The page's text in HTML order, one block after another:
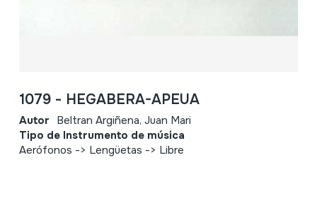
1079 - HEGABERA-APEUA
Autor Beltran Argiñena, Juan Mari
Tipo de Instrumento de música
Aerófonos -> Lengüetas -> Libre